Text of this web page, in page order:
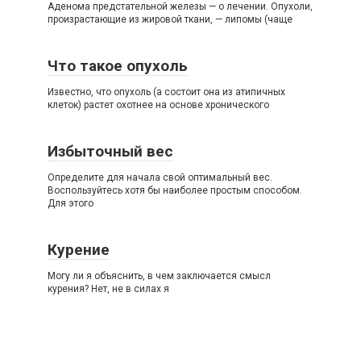
Аденома предстательной железы — о лечении. Опухоли,
произрастающие из жировой ткани, — липомы (чаще
Что такое опухоль
Известно, что опухоль (а состоит она из атипичных
клеток) растет охотнее на основе хронического
Избыточный вес
Определите для начала свой оптимальный вес.
Воспользуйтесь хотя бы наиболее простым способом.
Для этого
Курение
Могу ли я объяснить, в чем заключается смысл
курения? Нет, не в силах я